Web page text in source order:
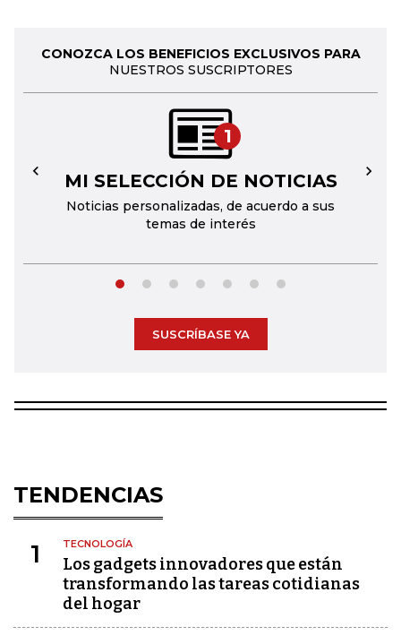
CONOZCA LOS BENEFICIOS EXCLUSIVOS PARA
NUESTROS SUSCRIPTORES
1
MI SELECCIÓN DE NOTICIAS
Noticias personalizadas, de acuerdo a sus
temas de interés
← →
SUSCRÍBASE YA
TENDENCIAS
1 TECNOLOGÍA
Los gadgets innovadores que están
transformando las tareas cotidianas
del hogar